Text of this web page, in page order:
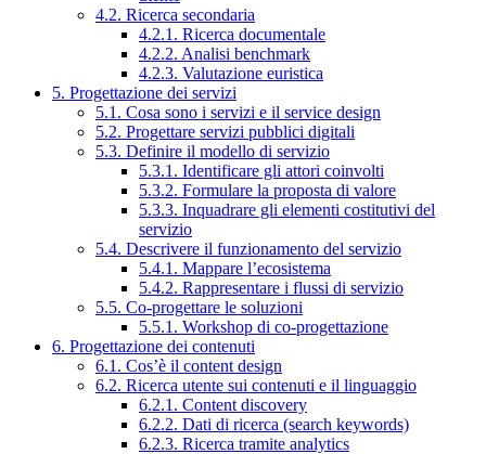
4.2. Ricerca secondaria
4.2.1. Ricerca documentale
4.2.2. Analisi benchmark
4.2.3. Valutazione euristica
5. Progettazione dei servizi
5.1. Cosa sono i servizi e il service design
5.2. Progettare servizi pubblici digitali
5.3. Definire il modello di servizio
5.3.1. Identificare gli attori coinvolti
5.3.2. Formulare la proposta di valore
5.3.3. Inquadrare gli elementi costitutivi del
servizio
5.4. Descrivere il funzionamento del servizio
5.4.1. Mappare l’ecosistema
5.4.2. Rappresentare i flussi di servizio
5.5. Co-progettare le soluzioni
5.5.1. Workshop di co-progettazione
6. Progettazione dei contenuti
6.1. Cos’è il content design
6.2. Ricerca utente sui contenuti e il linguaggio
6.2.1. Content discovery
6.2.2. Dati di ricerca (search keywords)
6.2.3. Ricerca tramite analytics